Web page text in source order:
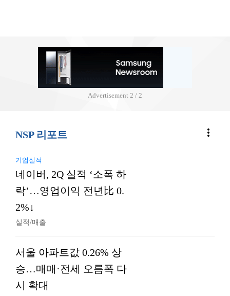
Advertisement 2 / 2
NSP 리포트 more_vert
기업실적
네이버, 2Q 실적 ‘소폭 하
락’…영업이익 전년比 0.
2%↓
실적/매출
서울 아파트값 0.26% 상
승…매매·전세 오름폭 다
시 확대